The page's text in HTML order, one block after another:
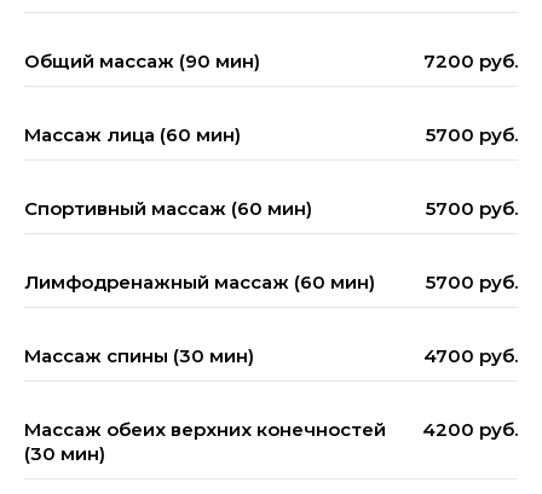
Общий массаж (90 мин) 7200 руб.
Массаж лица (60 мин) 5700 руб.
Спортивный массаж (60 мин) 5700 руб.
Лимфодренажный массаж (60 мин) 5700 руб.
Массаж спины (30 мин) 4700 руб.
Массаж обеих верхних конечностей
(30 мин)
4200 руб.